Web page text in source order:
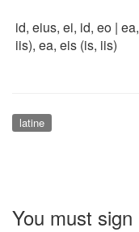
id, eius, ei, id, eo |
iis), ea, eis (is, iis)
latine
You must